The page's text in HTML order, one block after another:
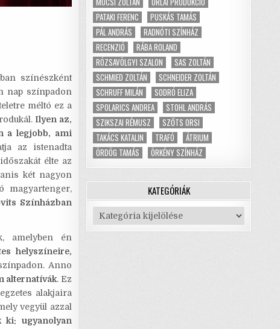
színészként
nap színpadon
méltó ez a
Ilyen az,
a legjobb, ami
az istenadta
élte az
két nagyon
magyartenger,
Színházban
amelyben én
helyszíneire,
Anno
alternatívák. Ez
alakjaira
vegyül azzal
ki: ugyanolyan
PATAKI FERENC
PUSKÁS TAMÁS
PÁL ANDRÁS
RADNÓTI SZÍNHÁZ
RECENZIÓ
RÁBA ROLAND
RÓZSAVÖLGYI SZALON
SAS ZOLTÁN
SCHMIED ZOLTÁN
SCHNEIDER ZOLTÁN
SCHRUFF MILÁN
SODRÓ ELIZA
SPOLARICS ANDREA
STOHL ANDRÁS
SZIKSZAI RÉMUSZ
SZŐTS ORSI
TAKÁCS KATALIN
TRAFÓ
ÁTRIUM
ÖRDÖG TAMÁS
ÖRKÉNY SZÍNHÁZ
KATEGÓRIÁK
Kategóriák